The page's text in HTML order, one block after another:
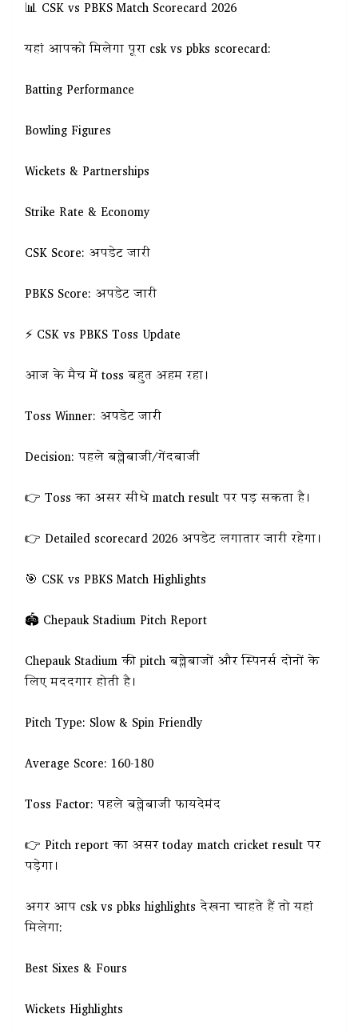
📊 CSK vs PBKS Match Scorecard 2026
यहां आपको मिलेगा पूरा csk vs pbks scorecard:
Batting Performance
Bowling Figures
Wickets & Partnerships
Strike Rate & Economy
CSK Score: अपडेट जारी
PBKS Score: अपडेट जारी
⚡ CSK vs PBKS Toss Update
आज के मैच में toss बहुत अहम रहा।
Toss Winner: अपडेट जारी
Decision: पहले बल्लेबाजी/गेंदबाजी
👉 Toss का असर सीधे match result पर पड़ सकता है।
👉 Detailed scorecard 2026 अपडेट लगातार जारी रहेगा।
🎯 CSK vs PBKS Match Highlights
🏟️ Chepauk Stadium Pitch Report
Chepauk Stadium की pitch बल्लेबाजों और स्पिनर्स दोनों के
लिए मददगार होती है।
Pitch Type: Slow & Spin Friendly
Average Score: 160-180
Toss Factor: पहले बल्लेबाजी फायदेमंद
👉 Pitch report का असर today match cricket result पर
पड़ेगा।
अगर आप csk vs pbks highlights देखना चाहते हैं तो यहां
मिलेगा:
Best Sixes & Fours
Wickets Highlights